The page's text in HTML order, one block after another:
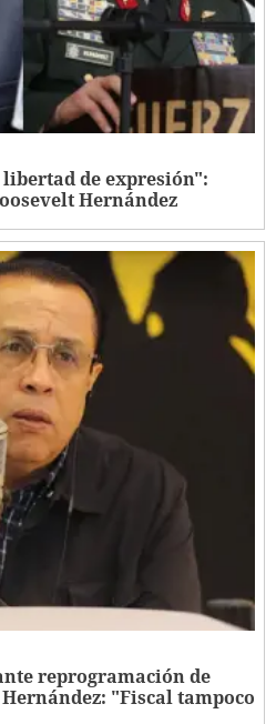
de expresión":
Hernández
reprogramación de
"Fiscal tampoco